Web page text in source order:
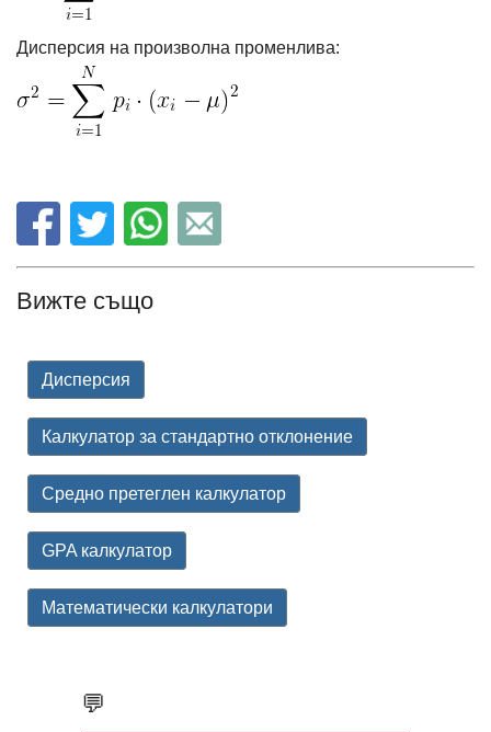
Дисперсия на произволна променлива:
Вижте също
Дисперсия
Калкулатор за стандартно отклонение
Средно претеглен калкулатор
GPA калкулатор
Математически калкулатори
💬